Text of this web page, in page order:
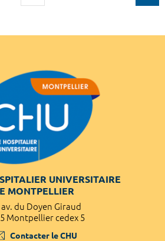
UNIVERSITAIRE
MONTPELLIER
av. du Doyen Giraud
Montpellier cedex 5
Contacter le CHU